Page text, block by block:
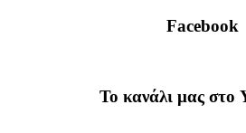
Facebook
To κανάλι μας στο